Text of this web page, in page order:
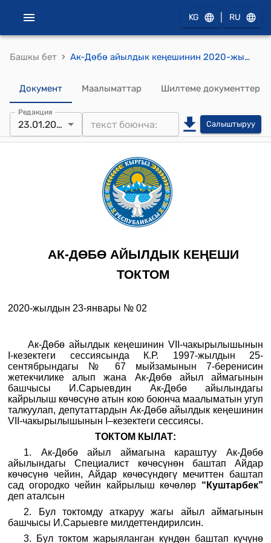
KG RU
Башкы бет › Ак-Дөбө айылдык кеңешинин 2020-жылдын 23-январындагы № 02 "Ак-Дөбө айылындагы көчөсүнө атын кою жөнүндө" токтому
Документ Маалыматтар Шилтеме документтер
Редакция
23.01.2020 Салыштыруу